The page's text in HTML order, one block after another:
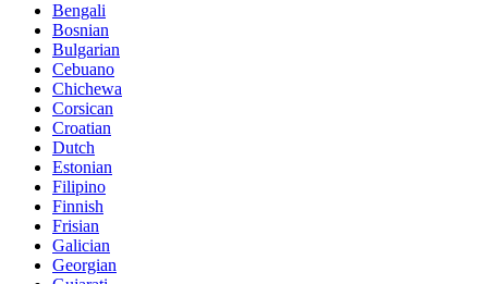
Bengali
Bosnian
Bulgarian
Cebuano
Chichewa
Corsican
Croatian
Dutch
Estonian
Filipino
Finnish
Frisian
Galician
Georgian